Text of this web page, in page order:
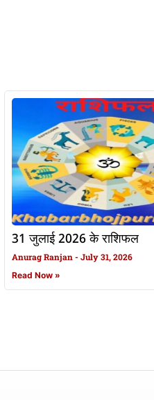
31 जुलाई 2026 के राशिफल
Anurag Ranjan July 31, 2026
Read Now »